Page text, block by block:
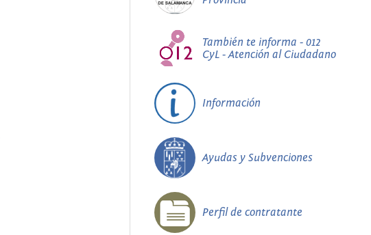
También te informa - 012
CyL - Atención al Ciudadano
Información
Ayudas y Subvenciones
Perfil de contratante